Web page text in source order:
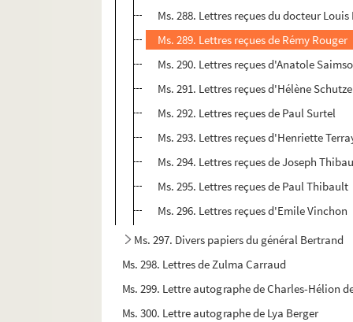
Ms. 288. Lettres reçues du docteur
Ms. 289. Lettres reçues de Rémy Rouger
Ms. 290. Lettres reçues d'Anatole
Ms. 291. Lettres reçues d'Hélène
Ms. 292. Lettres reçues de Paul Surtel
Ms. 293. Lettres reçues d'Henriette
Ms. 294. Lettres reçues de Joseph
Ms. 295. Lettres reçues de Paul Thibault
Ms. 296. Lettres reçues d'Emile Vinchon
Ms. 297. Divers papiers du général Bertrand
Ms. 298. Lettres de Zulma Carraud
Ms. 299. Lettre autographe de Charles-Hélion
Ms. 300. Lettre autographe de Lya Berger